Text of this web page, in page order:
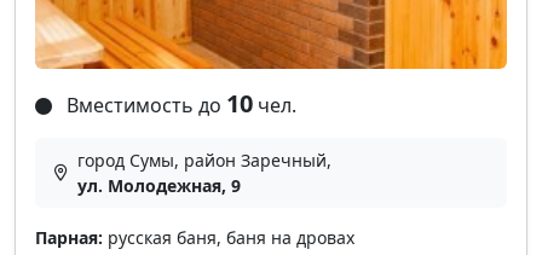
Вместимость до 10 чел.
город Сумы, район Заречный,
ул. Молодежная, 9
Парная: русская баня, баня на дровах